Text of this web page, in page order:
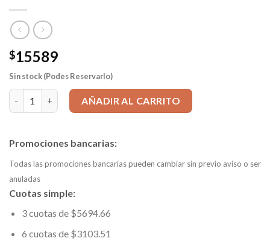
$15589
Sin stock (Podes Reservarlo)
Mecha HSS d 1,70mm LARGA DIN 340 mango=1,7
AÑADIR AL CARRITO
Promociones bancarias:
Todas las promociones bancarias pueden cambiar sin previo aviso o ser
anuladas
Cuotas simple:
3 cuotas de $5694.66
6 cuotas de $3103.51